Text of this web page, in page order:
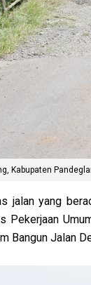
Kabupaten
jalan yang
Pekerjaan
Bangun Jalan